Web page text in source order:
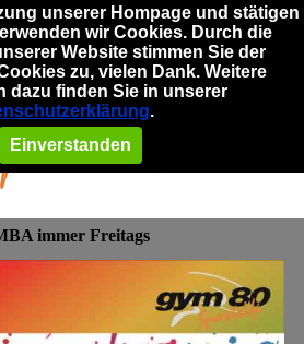
unserer Hompage und stätigen
wir Cookies. Durch die
Website stimmen Sie der
zu, vielen Dank. Weitere
dazu finden Sie in unserer
.
Einverstanden
immer Freitags